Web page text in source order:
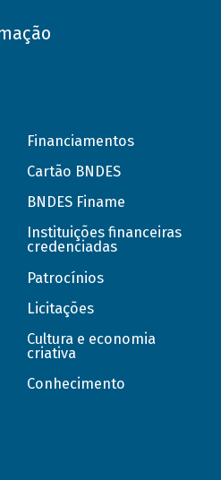
Financiamentos
Cartão BNDES
BNDES Finame
Instituições financeiras
credenciadas
Patrocínios
Licitações
Cultura e economia
criativa
Conhecimento